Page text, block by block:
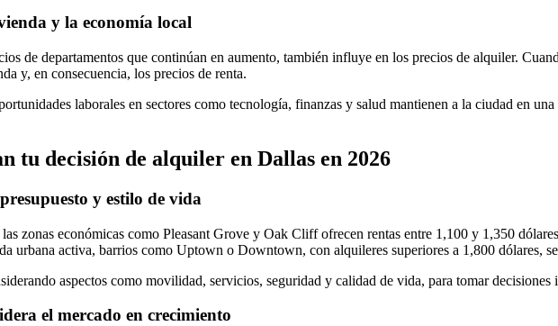
y la economía local
de departamentos que continúan en aumento, también influye en los precios de alquiler.
y, en consecuencia, los precios de renta.
laborales en sectores como tecnología, finanzas y salud mantienen a la ciudad en
tu decisión de alquiler en Dallas en 2026
y estilo de vida
zonas económicas como Pleasant Grove y Oak Cliff ofrecen rentas entre 1,100 y 1,350
urbana activa, barrios como Uptown o Downtown, con alquileres superiores a 1,800 dólares,
aspectos como movilidad, servicios, seguridad y calidad de vida, para tomar
el mercado en crecimiento